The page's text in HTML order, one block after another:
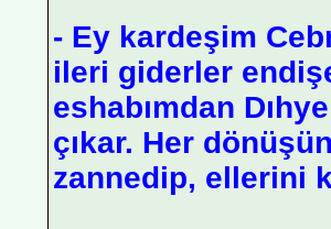
- Ey kardeşim
ileri giderler
eshabımdan
çıkar. Her
zannedip, ellerini